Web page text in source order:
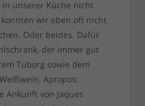
unserer Küche nicht
wir eben oft nicht
Oder beides. Dafür
der immer gut
Tuborg sowie dem
Apropos:
Ankunft von Jaques